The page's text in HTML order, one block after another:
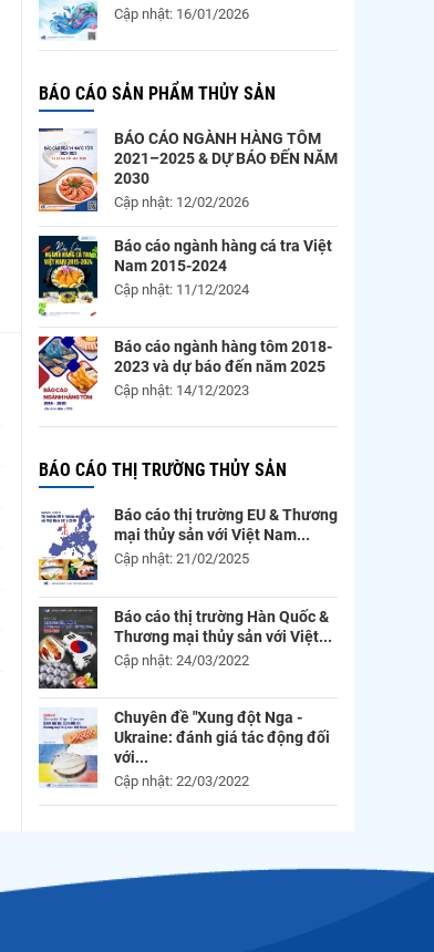
Cập nhật: 16/01/2026
BÁO CÁO SẢN PHẨM THỦY SẢN
BÁO CÁO NGÀNH HÀNG TÔM
2021–2025 & DỰ BÁO ĐẾN NĂM
2030
Cập nhật: 12/02/2026
Báo cáo ngành hàng cá tra Việt
Nam 2015-2024
Cập nhật: 11/12/2024
Báo cáo ngành hàng tôm 2018-
2023 và dự báo đến năm 2025
Cập nhật: 14/12/2023
BÁO CÁO THỊ TRƯỜNG THỦY SẢN
Báo cáo thị trường EU & Thương
mại thủy sản với Việt Nam...
Cập nhật: 21/02/2025
Báo cáo thị trường Hàn Quốc &
Thương mại thủy sản với Việt...
Cập nhật: 24/03/2022
Chuyên đề "Xung đột Nga -
Ukraine: đánh giá tác động đối
với...
Cập nhật: 22/03/2022